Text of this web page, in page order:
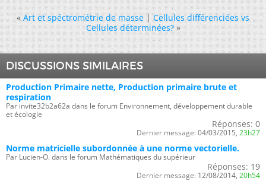
« Art et spéctrométrie de masse|Cellules différenciées vs
Cellules déterminées? »
DISCUSSIONS SIMILAIRES
Production Primaire nette, Production primaire brute et
respiration
Par invite32b2a62a dans le forum Environnement, développement durable
et écologie
Réponses: 0
Dernier message: 04/03/2015, 23h27
Norme matricielle subordonnée à une norme vectorielle.
Par Lucien-O. dans le forum Mathématiques du supérieur
Réponses: 19
Dernier message: 12/08/2014, 20h54